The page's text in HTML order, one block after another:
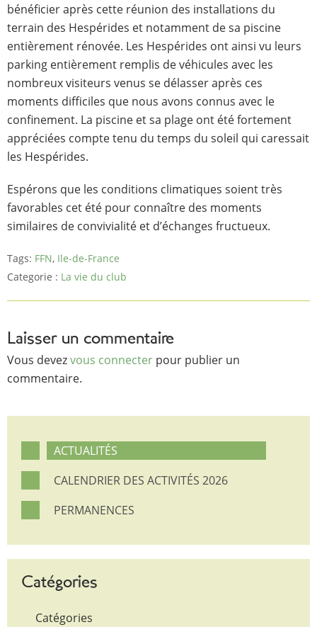
bénéficier après cette réunion des installations du
terrain des Hespérides et notamment de sa piscine
entièrement rénovée. Les Hespérides ont ainsi vu leurs
parking entièrement remplis de véhicules avec les
nombreux visiteurs venus se délasser après ces
moments difficiles que nous avons connus avec le
confinement. La piscine et sa plage ont été fortement
appréciées compte tenu du temps du soleil qui caressait
les Hespérides.
Espérons que les conditions climatiques soient très
favorables cet été pour connaître des moments
similaires de convivialité et d’échanges fructueux.
Tags: FFN, Ile-de-France
Categorie : La vie du club
Laisser un commentaire
Vous devezvous connecter pour publier un
commentaire.
ACTUALITÉS
CALENDRIER DES ACTIVITÉS 2026
PERMANENCES
Catégories
Catégories